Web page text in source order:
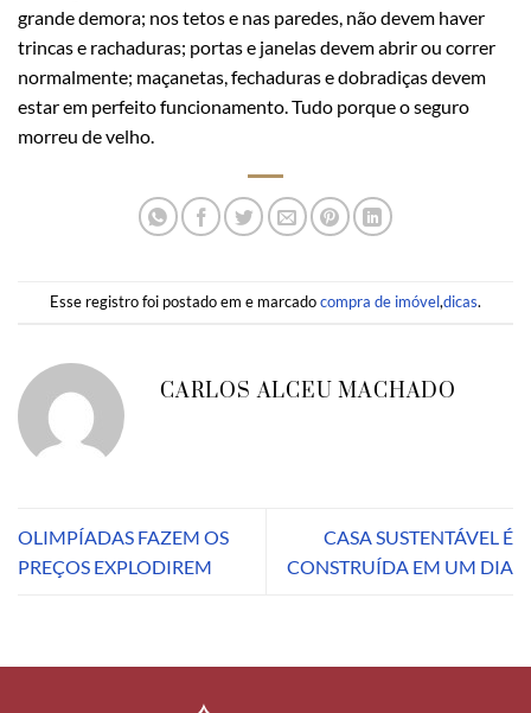
grande demora; nos tetos e nas paredes, não devem haver
trincas e rachaduras; portas e janelas devem abrir ou correr
normalmente; maçanetas, fechaduras e dobradiças devem
estar em perfeito funcionamento. Tudo porque o seguro
morreu de velho.
Esse registro foi postado em e marcadocompra de imóvel,dicas.
CARLOS ALCEU MACHADO
OLIMPÍADAS FAZEM OS
PREÇOS EXPLODIREM
CASA SUSTENTÁVEL É
CONSTRUÍDA EM UM DIA